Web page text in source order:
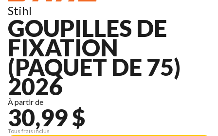
Stihl
GOUPILLES DE
FIXATION
(PAQUET DE 75)
2026
À partir de
30,99 $
Tous frais inclus